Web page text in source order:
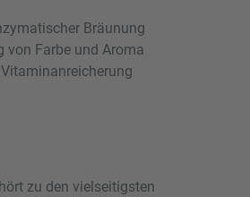
Bräunung
von Farbe und Aroma
zu den vielseitigsten